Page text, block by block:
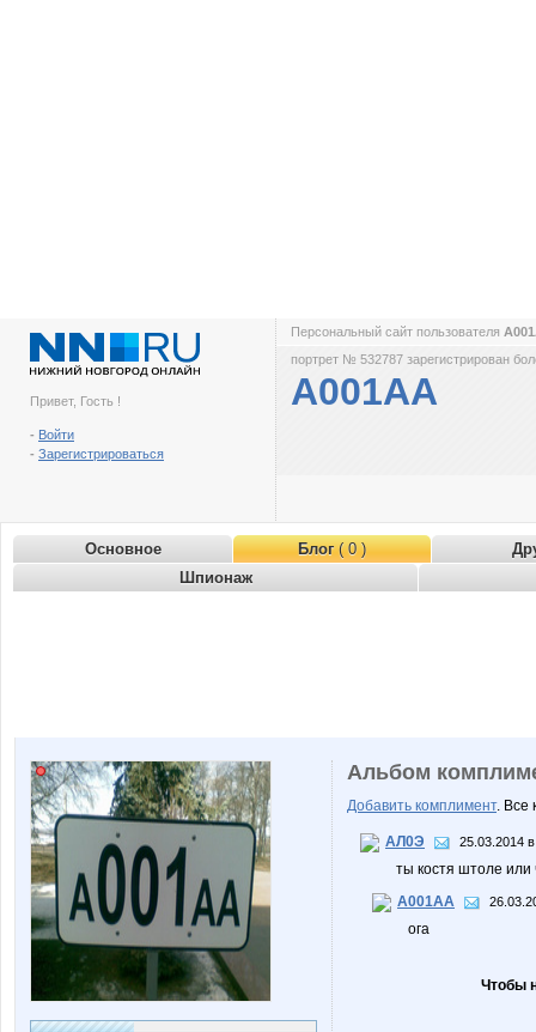
Привет, Гость !
- Войти
- Зарегистрироваться
Персональный сайт пользователя
портрет № 532787 зарегистрирован
А001АА
Основное Блог( 0 )
Шпионаж
Альбом
Добавить комплимент. Все
АЛ0Э 25.03.2014
ты костя штоле или
А001АА
ога
Чтобы